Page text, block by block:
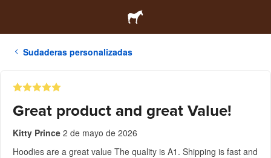
Sudaderas personalizadas
Great product and great Value!
Kitty Prince 2 de mayo de 2026
Hoodies are a great value The quality is A1. Shipping is fast and